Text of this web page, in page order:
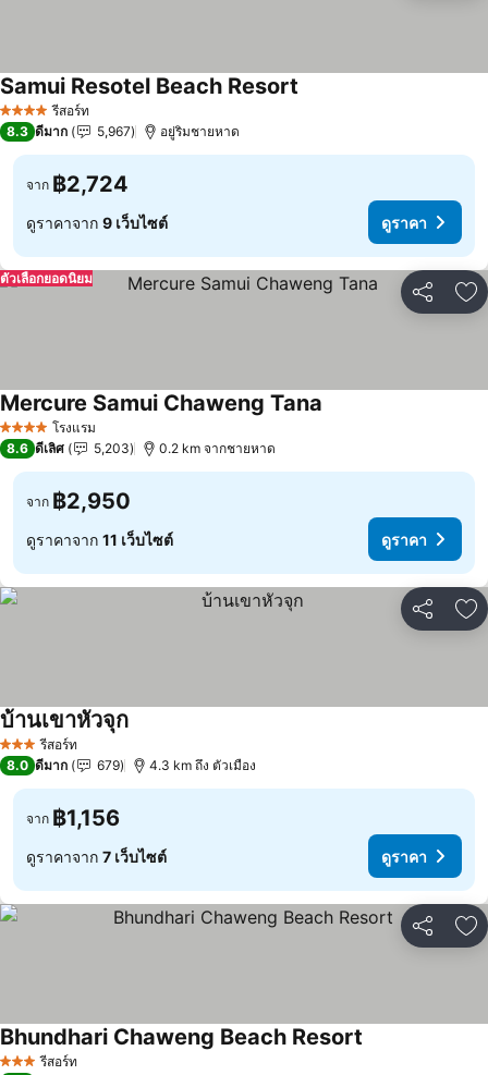
4 ดาว รีสอร์ท
Samui Resotel Beach Resort
8.3 ดีมาก 5,967 อยู่ริมชายหาด
จาก ฿2,724
ดูราคาจาก 9 เว็บไซต์ ดูราคา
แชร์ เ
ตัวเลือกยอดนิยม
4 ดาว โรงแรม
Mercure Samui Chaweng Tana
8.6 ดีเลิศ 5,203 0.2 km จากชายหาด
จาก ฿2,950
ดูราคาจาก 11 เว็บไซต์ ดูราคา
แชร์ เ
3 ดาว รีสอร์ท
บ้านเขาหัวจุก
8.0 ดีมาก 679 4.3 km ถึง ตัวเมือง
จาก ฿1,156
ดูราคาจาก 7 เว็บไซต์ ดูราคา
แชร์ เ
3 ดาว รีสอร์ท
Bhundhari Chaweng Beach Resort